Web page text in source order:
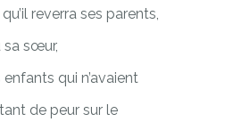
reverra ses parents,
sa sœur,
qui n’avaient
de peur sur le